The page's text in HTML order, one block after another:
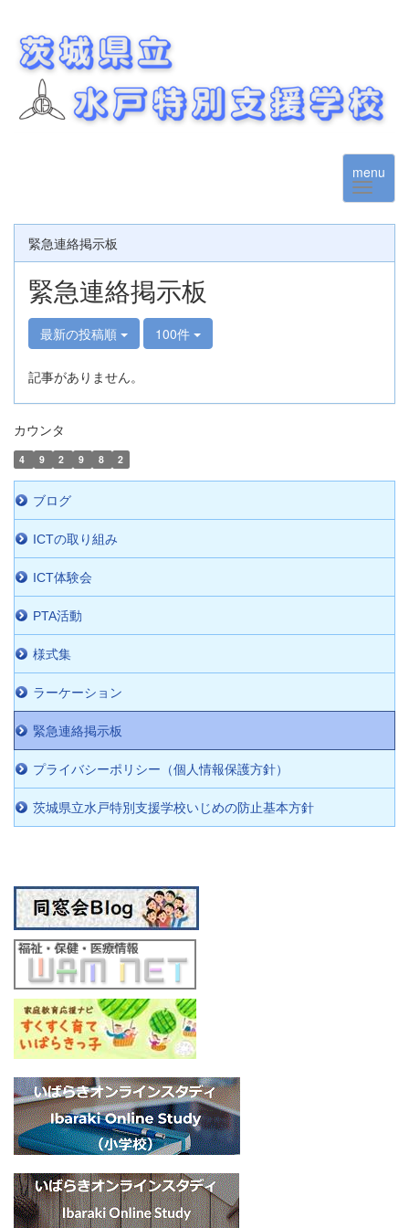
menu
緊急連絡掲示板
緊急連絡掲示板
最新の投稿順 100件
記事がありません。
カウンタ
4 9 2 9 8 2
ブログ
ICTの取り組み
ICT体験会
PTA活動
様式集
ラーケーション
緊急連絡掲示板
プライバシーポリシー（個人情報保護方針）
茨城県立水戸特別支援学校いじめの防止基本方針